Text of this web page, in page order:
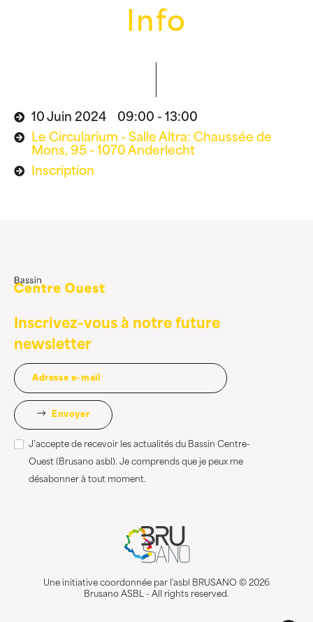
Info
10 Juin 2024 09:00 - 13:00
Le Circularium - Salle Altra: Chaussée de
Mons, 95 - 1070 Anderlecht
Inscription
Inscrivez-vous à notre future
newsletter
Envoyer
J’accepte de recevoir les actualités du Bassin Centre-
Ouest (Brusano asbl). Je comprends que je peux me
désabonner à tout moment.
Une initiative coordonnée par l'asbl BRUSANO © 2026
Brusano ASBL - All rights reserved.